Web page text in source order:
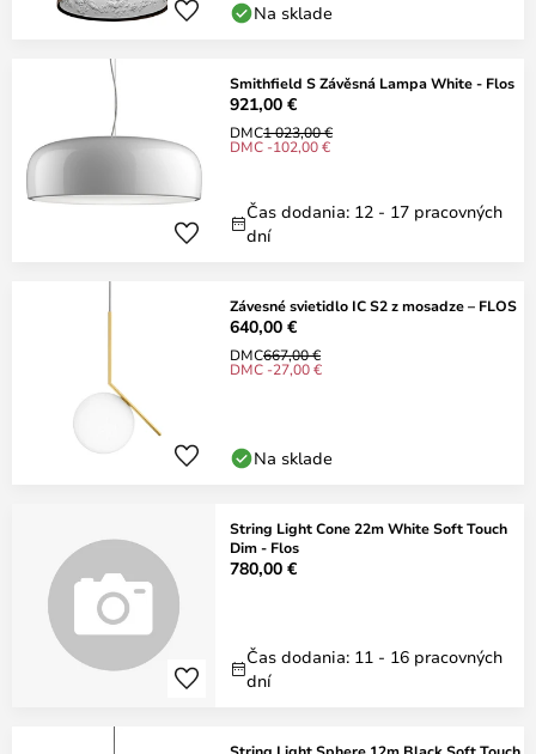
Na sklade
Smithfield S Závěsná Lampa White - Flos
921,00 €
DMC1 023,00 €
DMC -102,00 €
Čas dodania: 12 - 17 pracovných
dní
Závesné svietidlo IC S2 z mosadze – FLOS
640,00 €
DMC667,00 €
DMC -27,00 €
Na sklade
String Light Cone 22m White Soft Touch
Dim - Flos
780,00 €
Čas dodania: 11 - 16 pracovných
dní